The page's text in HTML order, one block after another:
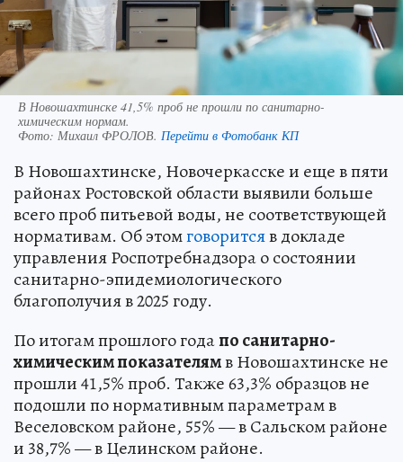
В Новошахтинске 41,5% проб не прошли по санитарно-
химическим нормам.
Фото: Михаил ФРОЛОВ. Перейти в Фотобанк КП
В Новошахтинске, Новочеркасске и еще в пяти
районах Ростовской области выявили больше
всего проб питьевой воды, не соответствующей
нормативам. Об этомговоритсяв докладе
управления Роспотребнадзора о состоянии
санитарно-эпидемиологического
благополучия в 2025 году.
По итогам прошлого годапо санитарно-
химическим показателямв Новошахтинске не
прошли 41,5% проб. Также 63,3% образцов не
подошли по нормативным параметрам в
Веселовском районе, 55% — в Сальском районе
и 38,7% — в Целинском районе.